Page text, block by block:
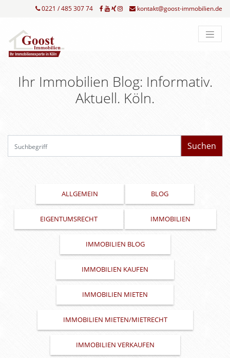
0221 / 485 307 74 kontakt@goost-immobilien.de
Ihr Immobilien Blog: Informativ.
Aktuell. Köln.
ALLGEMEIN BLOG
EIGENTUMSRECHT IMMOBILIEN
IMMOBILIEN BLOG
IMMOBILIEN KAUFEN
IMMOBILIEN MIETEN
IMMOBILIEN MIETEN/MIETRECHT
IMMOBILIEN VERKAUFEN